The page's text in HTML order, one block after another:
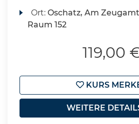
Ort:Oschatz, Am Zeugamt
Raum 152
119,00
KURS
WEITERE